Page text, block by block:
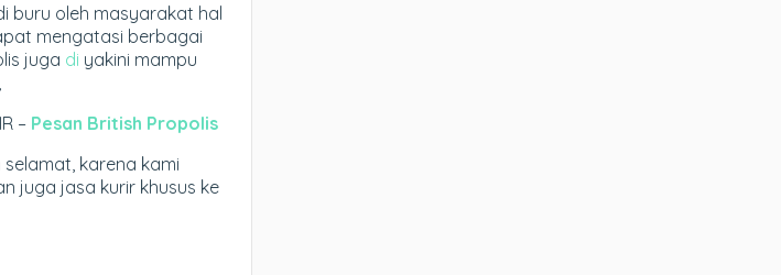
buru oleh masyarakat hal
mengatasi berbagai
juga di yakini mampu
– Pesan British Propolis
karena kami
juga jasa kurir khusus ke